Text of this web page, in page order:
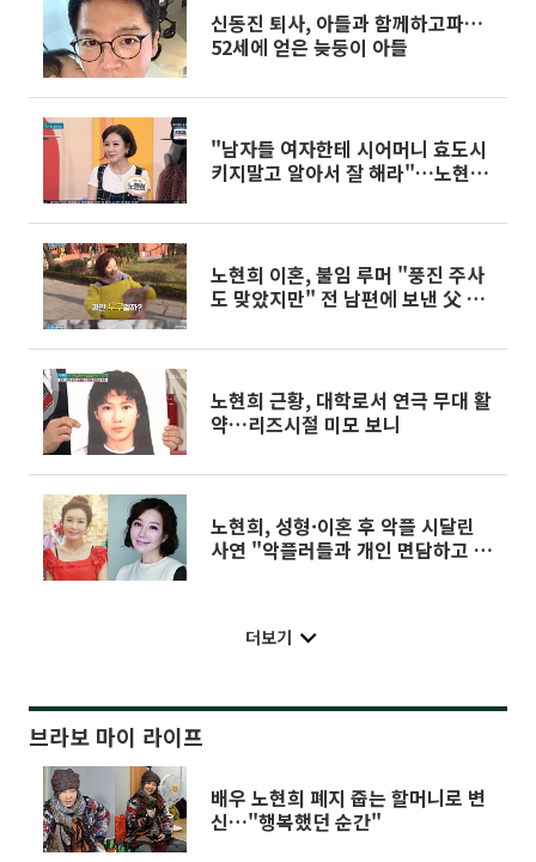
신동진 퇴사, 아들과 함께하고파…
52세에 얻은 늦둥이 아들
"남자들 여자한테 시어머니 효도시
키지말고 알아서 잘 해라"…노현희
노현희 이혼, 불임 루머 "풍진 주사
도 맞았지만" 전 남편에 보낸 父 편
노현희 근황, 대학로서 연극 무대 활
약…리즈시절 미모 보니
노현희, 성형·이혼 후 악플 시달린
사연 "악플러들과 개인 면담하고 싶
더보기
브라보 마이 라이프
배우 노현희 폐지 줍는 할머니로 변
신…"행복했던 순간"